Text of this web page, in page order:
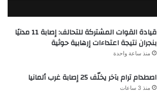
قيادة القوات المشتركة للتحالف: إصابة 11 مدنيًا
بنجران نتيجة اعتداءات إرهابية حوثية
منذ ساعة واحدة
اصطدام ترام بآخر يخلّف 25 إصابة غرب ألمانيا
منذ 3 ساعات